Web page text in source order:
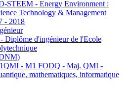
STEEM - Energy Environment :
Technology & Management
- 2018
Diplôme d'ingénieur de l'Ecole
- M1 FODQ - Maj. QMI -
mathematiques, informatique